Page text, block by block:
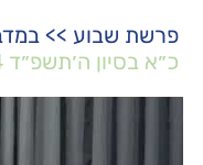
פרשת שבוע >>
כ״א בסיון ה׳תשפ״ד